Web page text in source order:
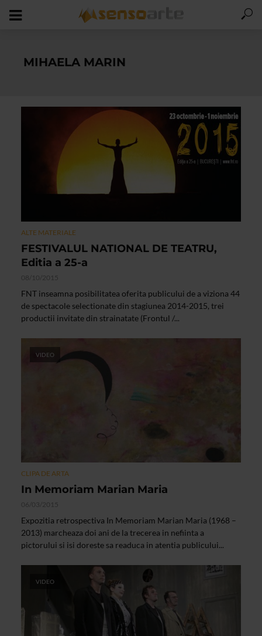
MIHAELA MARIN
ALTE MATERIALE
FESTIVALUL NATIONAL DE TEATRU,
Editia a 25-a
08/10/2015
FNT inseamna posibilitatea oferita publicului de a viziona 44
de spectacole selectionate din stagiunea 2014-2015, trei
productii invitate din strainatate (Frontul /...
VIDEO
CLIPA DE ARTA
In Memoriam Marian Maria
06/03/2015
Expozitia retrospectiva In Memoriam Marian Maria (1968 –
2013) marcheaza doi ani de la trecerea in nefiinta a
pictorului si isi doreste sa readuca in atentia publicului...
VIDEO